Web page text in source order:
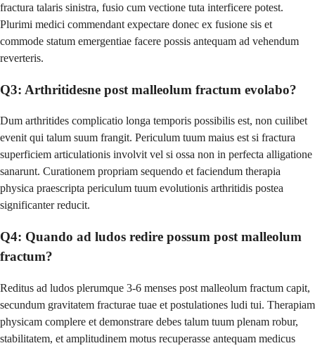
fractura talaris sinistra, fusio cum vectione tuta interficere potest.
Plurimi medici commendant expectare donec ex fusione sis et
commode statum emergentiae facere possis antequam ad vehendum
reverteris.
Q3: Arthritidesne post malleolum fractum evolabo?
Dum arthritides complicatio longa temporis possibilis est, non cuilibet
evenit qui talum suum frangit. Periculum tuum maius est si fractura
superficiem articulationis involvit vel si ossa non in perfecta alligatione
sanarunt. Curationem propriam sequendo et faciendum therapia
physica praescripta periculum tuum evolutionis arthritidis postea
significanter reducit.
Q4: Quando ad ludos redire possum post malleolum
fractum?
Reditus ad ludos plerumque 3-6 menses post malleolum fractum capit,
secundum gravitatem fracturae tuae et postulationes ludi tui. Therapiam
physicam complere et demonstrare debes talum tuum plenam robur,
stabilitatem, et amplitudinem motus recuperasse antequam medicus